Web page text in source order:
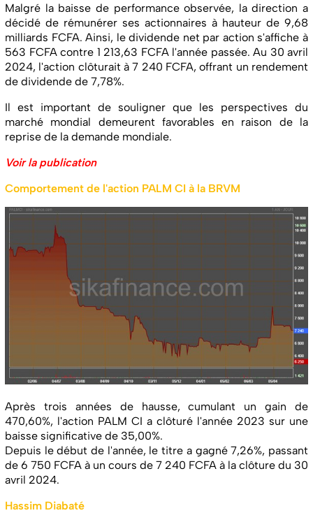
Malgré la baisse de performance observée, la direction a
décidé de rémunérer ses actionnaires à hauteur de 9,68
milliards FCFA. Ainsi, le dividende net par action s'affiche à
563 FCFA contre 1 213,63 FCFA l'année passée. Au 30 avril
2024, l'action clôturait à 7 240 FCFA, offrant un rendement
de dividende de 7,78%.
Il est important de souligner que les perspectives du
marché mondial demeurent favorables en raison de la
reprise de la demande mondiale.
Voir la publication
Comportement de l'action PALM CI à la BRVM
Après trois années de hausse, cumulant un gain de
470,60%, l'action PALM CI a clôturé l'année 2023 sur une
baisse significative de 35,00%.
Depuis le début de l'année, le titre a gagné 7,26%, passant
de 6 750 FCFA à un cours de 7 240 FCFA à la clôture du 30
avril 2024.
Hassim Diabaté